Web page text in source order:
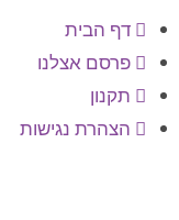
דף הבית
פרסם אצלנו
תקנון
הצהרת נגישות